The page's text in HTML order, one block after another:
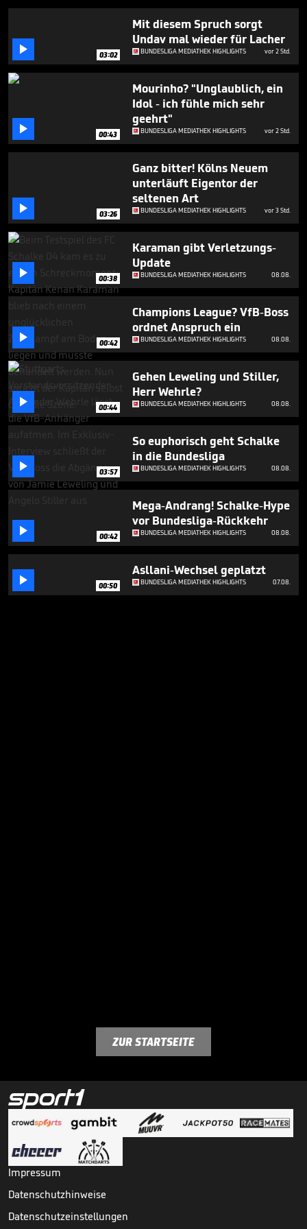
 03:02
Mit diesem Spruch sorgt
Undav mal wieder für Lacher
BUNDESLIGA MEDIATHEK HIGHLIGHTS vor 2 Std.
 00:43
Mourinho? "Unglaublich, ein
Idol - ich fühle mich sehr
geehrt"
BUNDESLIGA MEDIATHEK HIGHLIGHTS vor 2 Std.
 03:26
Ganz bitter! Kölns Neuem
unterläuft Eigentor der
seltenen Art
BUNDESLIGA MEDIATHEK HIGHLIGHTS vor 3 Std.
 00:38
Karaman gibt Verletzungs-
Update
BUNDESLIGA MEDIATHEK HIGHLIGHTS 08.08.
 00:42
Champions League? VfB-Boss
ordnet Anspruch ein
BUNDESLIGA MEDIATHEK HIGHLIGHTS 08.08.
 00:44
Gehen Leweling und Stiller,
Herr Wehrle?
BUNDESLIGA MEDIATHEK HIGHLIGHTS 08.08.
 03:57
So euphorisch geht Schalke
in die Bundesliga
BUNDESLIGA MEDIATHEK HIGHLIGHTS 08.08.
 00:42
Mega-Andrang! Schalke-Hype
vor Bundesliga-Rückkehr
BUNDESLIGA MEDIATHEK HIGHLIGHTS 08.08.
 00:50
Asllani-Wechsel geplatzt
BUNDESLIGA MEDIATHEK HIGHLIGHTS 07.08.
ZUR STARTSEITE
Impressum
Datenschutzhinweise
Datenschutzeinstellungen